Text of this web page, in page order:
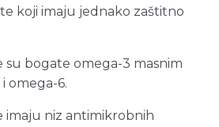
koji imaju jednako zaštitno
bogate omega-3 masnim
i omega-6.
imaju niz antimikrobnih